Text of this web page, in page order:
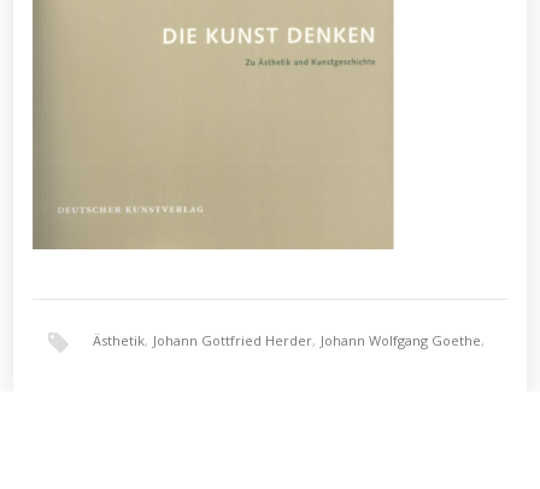
Ästhetik, Johann Gottfried Herder, Johann Wolfgang Goethe,